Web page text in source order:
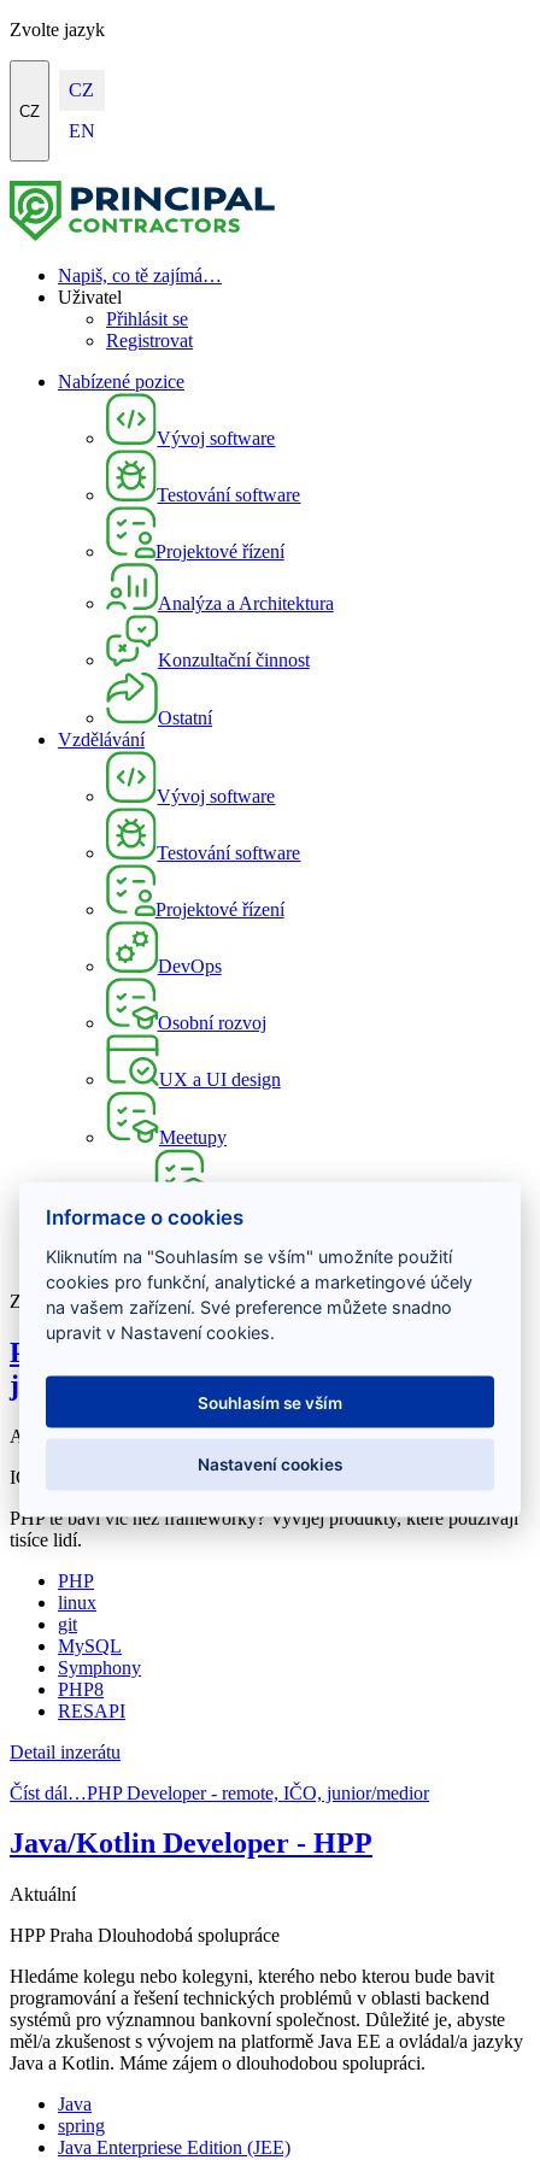
Zvolte jazyk
CZ
CZ
EN
Napiš, co tě zajímá…
Uživatel
Přihlásit se
Registrovat
Nabízené pozice
Vývoj software
Testování software
Projektové řízení
Analýza a Architektura
Konzultační činnost
Ostatní
Vzdělávání
Vývoj software
Testování software
Projektové řízení
DevOps
Osobní rozvoj
UX a UI design
Meetupy
Přidej se k nám
Kontakt
Zobrazeny 2 položky
PHP Developer - remote, IČO,
junior/medior
Aktuální
IČO
dlouhodobá spolupráce
PHP tě baví víc než frameworky? Vyvíjej produkty, které používají
tisíce lidí.
PHP
linux
git
MySQL
Symphony
PHP8
RESAPI
Detail inzerátu
Číst dál…PHP Developer - remote, IČO, junior/medior
Java/Kotlin Developer - HPP
Aktuální
HPP Praha Dlouhodobá spolupráce
Hledáme kolegu nebo kolegyni, kterého nebo kterou bude bavit
programování a řešení technických problémů v oblasti backend
systémů pro významnou bankovní společnost. Důležité je, abyste
měl/a zkušenost s vývojem na platformě Java EE a ovládal/a jazyky
Java a Kotlin. Máme zájem o dlouhodobou spolupráci.
Java
spring
Java Enterpriese Edition (JEE)
Informace o cookies
Kliknutím na "Souhlasím se vším" umožníte použití
cookies pro funkční, analytické a marketingové účely
na vašem zařízení. Své preference můžete snadno
upravit v Nastavení cookies.
Souhlasím se vším
Nastavení cookies